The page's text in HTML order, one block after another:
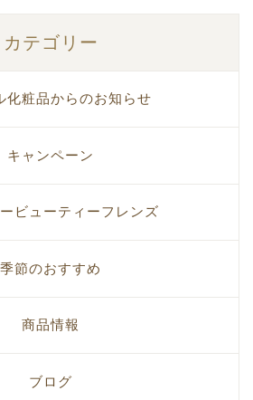
カテゴリー
化粧品からのお知らせ
キャンペーン
ビューティーフレンズ
季節のおすすめ
商品情報
ブログ